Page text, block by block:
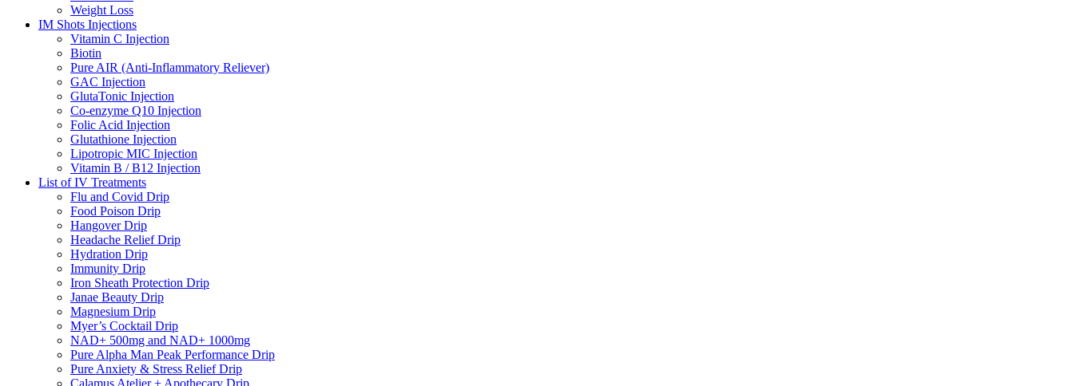
Weight Loss
IM Shots Injections
Vitamin C Injection
Biotin
Pure AIR (Anti-Inflammatory Reliever)
GAC Injection
GlutaTonic Injection
Co-enzyme Q10 Injection
Folic Acid Injection
Glutathione Injection
Lipotropic MIC Injection
Vitamin B / B12 Injection
List of IV Treatments
Flu and Covid Drip
Food Poison Drip
Hangover Drip
Headache Relief Drip
Hydration Drip
Immunity Drip
Iron Sheath Protection Drip
Janae Beauty Drip
Magnesium Drip
Myer’s Cocktail Drip
NAD+ 500mg and NAD+ 1000mg
Pure Alpha Man Peak Performance Drip
Pure Anxiety & Stress Relief Drip
Calamus Atelier + Apothecary Drip